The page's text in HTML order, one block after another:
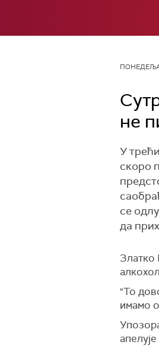
не
У
скоро
се
да
Златко
"То
имамо